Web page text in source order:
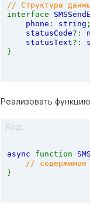
// Структура
interface
phone : string ;
statusCode?:
statusText?:
}
Реализовать
Код:
async function
// содержимое
}